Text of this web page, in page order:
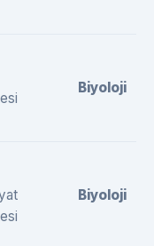
Biyoloji
Biyoloji